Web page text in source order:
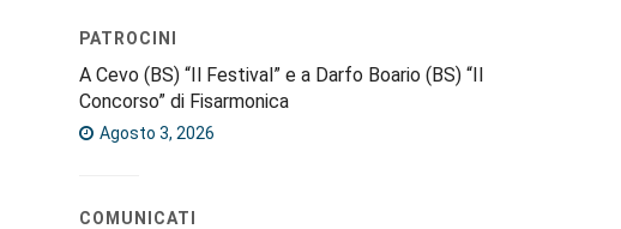
PATROCINI
A Cevo (BS) “Il Festival” e a Darfo Boario (BS) “Il
Concorso” di Fisarmonica
Agosto 3, 2026
COMUNICATI